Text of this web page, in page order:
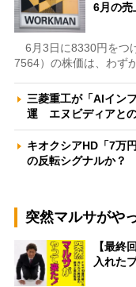
6月の
6月3日に8330円をつ
7564）の株価は、わず
三菱重工が「AIイン
運 エヌビディアと
キオクシアHD「7万
の反転シグナルか
突然マルサがや
【最終
入れた